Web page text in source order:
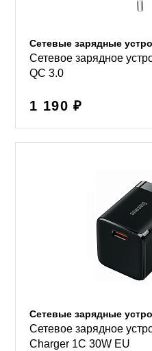
Сетевые зарядные
Сетевое зарядное
QC 3.0
1 190 ₽
Сетевые зарядные
Сетевое зарядное
Charger 1C 30W EU